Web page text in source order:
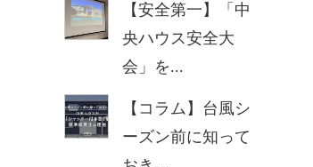
【安全第一】「中
央ハウス安全大
会」を...
【コラム】台風シ
ーズン前に知って